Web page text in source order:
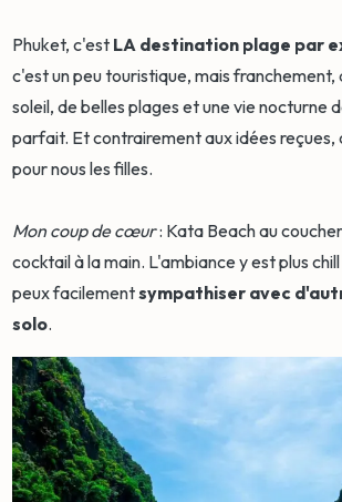
Phuket, c'est LA destination plage par
c'est un peu touristique, mais franchement,
soleil, de belles plages et une vie nocturne
parfait. Et contrairement aux idées reçues,
pour nous les filles.
Mon coup de cœur: Kata Beach au
cocktail à la main. L'ambiance y est plus
peux facilementsympathiser avec
solo.